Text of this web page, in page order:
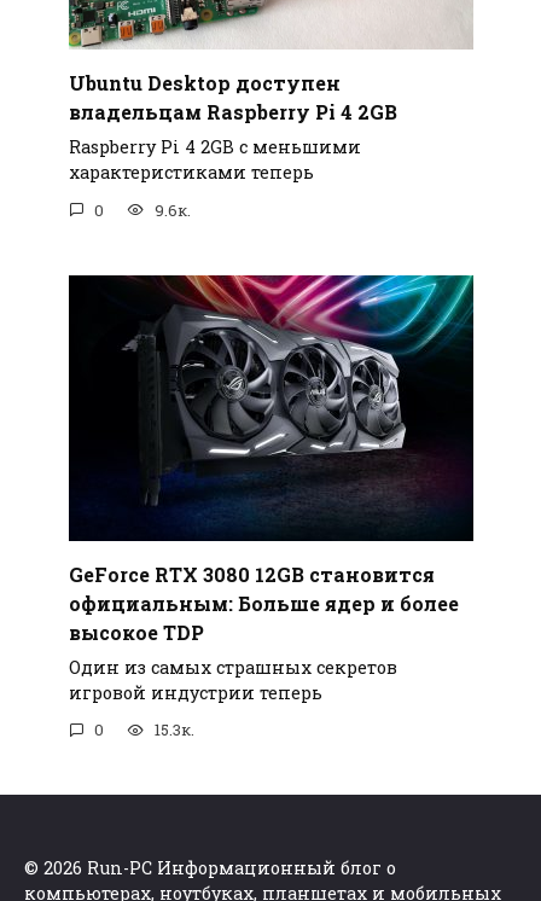
Ubuntu Desktop доступен
владельцам Raspberry Pi 4 2GB
Raspberry Pi 4 2GB с меньшими
характеристиками теперь
0 9.6к.
GeForce RTX 3080 12GB становится
официальным: Больше ядер и более
высокое TDP
Один из самых страшных секретов
игровой индустрии теперь
0 15.3к.
© 2026 Run-PC Информационный блог о
компьютерах, ноутбуках, планшетах и мобильных